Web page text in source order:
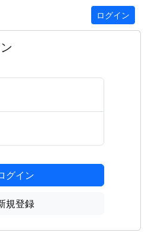
ログイン
グイン
規登録